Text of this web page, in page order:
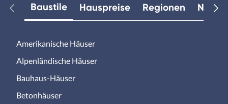
Baustile Hauspreise Regionen
Amerikanische Häuser
Alpenländische Häuser
Bauhaus-Häuser
Betonhäuser